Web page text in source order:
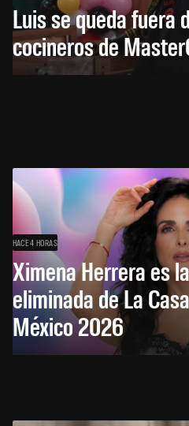
Luis se queda fuera
cocineros de
HACE 4 HORAS
Ximena Herrera es
eliminada de La
México 2026